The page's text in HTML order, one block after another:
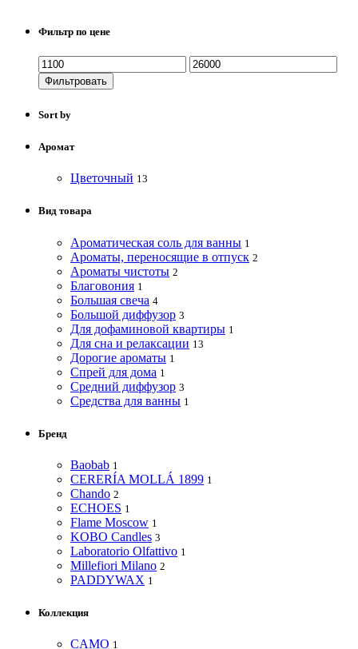
Фильтр по цене
Фильтровать
Sort by
Аромат
Цветочный 13
Вид товара
Ароматическая соль для ванны 1
Ароматы, переносящие в отпуск 2
Ароматы чистоты 2
Благовония 1
Большая свеча 4
Большой диффузор 3
Для дофаминовой квартиры 1
Для сна и релаксации 13
Дорогие ароматы 1
Спрей для дома 1
Средний диффузор 3
Средства для ванны 1
Бренд
Baobab 1
CERERÍA MOLLÁ 1899 1
Chando 2
ECHOES 1
Flame Moscow 1
KOBO Candles 3
Laboratorio Olfattivo 1
Millefiori Milano 2
PADDYWAX 1
Коллекция
CAMO 1